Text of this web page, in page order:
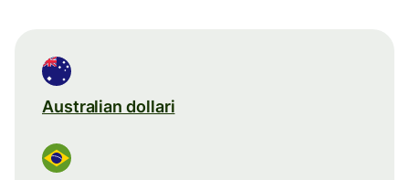
Australian dollari